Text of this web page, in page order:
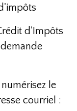
d'Impôts
le
courriel :